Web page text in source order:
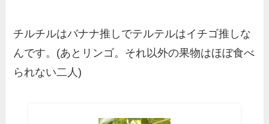
チルチルはバナナ推しでテルテルはイチゴ推しな
んです。(あとリンゴ。それ以外の果物はほぼ食べ
られない二人)